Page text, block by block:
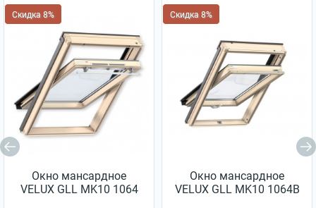
Скидка 8%
Окно мансардное
VELUX GLL MK10 1064
Скидка 8%
Окно мансардное
VELUX GLL MK10 1064B